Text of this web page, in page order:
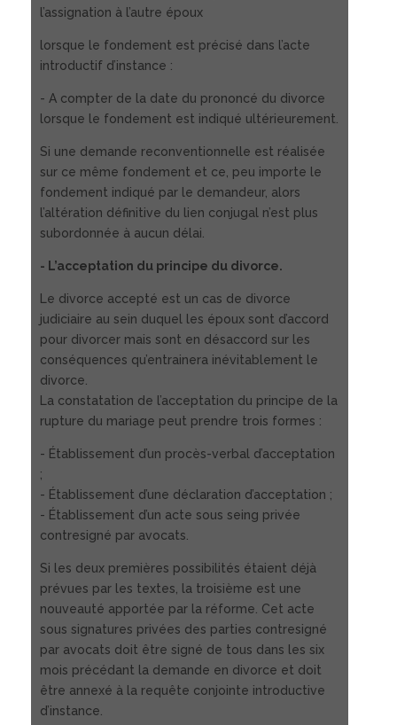
l’assignation à l’autre époux
lorsque le fondement est précisé dans l’acte
introductif d’instance :
- A compter de la date du prononcé du divorce
lorsque le fondement est indiqué ultérieurement.
Si une demande reconventionnelle est réalisée
sur ce même fondement et ce, peu importe le
fondement indiqué par le demandeur, alors
l’altération définitive du lien conjugal n’est plus
subordonnée à aucun délai.
- L’acceptation du principe du divorce.
Le divorce accepté est un cas de divorce
judiciaire au sein duquel les époux sont d’accord
pour divorcer mais sont en désaccord sur les
conséquences qu’entrainera inévitablement le
divorce.
La constatation de l’acceptation du principe de la
rupture du mariage peut prendre trois formes :
- Établissement d’un procès-verbal d’acceptation
;
- Établissement d’une déclaration d’acceptation ;
- Établissement d’un acte sous seing privée
contresigné par avocats.
Si les deux premières possibilités étaient déjà
prévues par les textes, la troisième est une
nouveauté apportée par la réforme. Cet acte
sous signatures privées des parties contresigné
par avocats doit être signé de tous dans les six
mois précédant la demande en divorce et doit
être annexé à la requête conjointe introductive
d’instance.